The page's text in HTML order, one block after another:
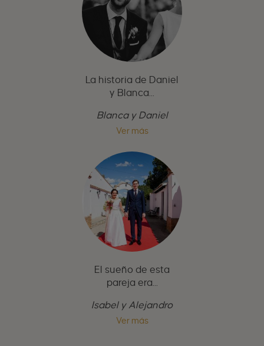
La historia de Daniel
y Blanca...
Blanca y Daniel
Ver más
El sueño de esta
pareja era...
Isabel y Alejandro
Ver más